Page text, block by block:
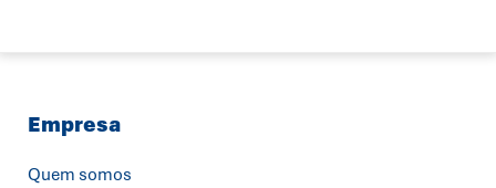
Empresa
Quem somos